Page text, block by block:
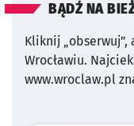
BĄDŹ NA
Kliknij
Wrocławiu.
www.wroclaw.pl